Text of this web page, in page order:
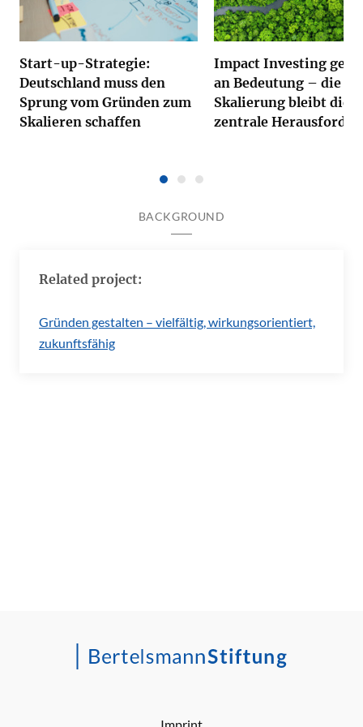
Start-up-Strategie:
Deutschland muss den
Sprung vom Gründen zum
Skalieren schaffen
Impact Investing
an Bedeutung – die
Skalierung bleibt die
zentrale
BACKGROUND
Related project:
Gründen gestalten – vielfältig, wirkungsorientiert,
zukunftsfähig